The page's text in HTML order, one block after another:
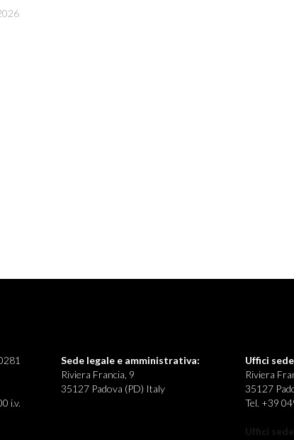
i.v.
Sede legale e amministrativa:
Riviera Francia, 9
35127 Padova (PD) Italy
Uffici
Riviera
35127
Tel. +39
Uffici